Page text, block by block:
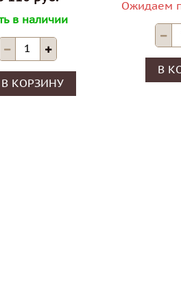
в наличии
В КОРЗИНУ
Ожидаем
В